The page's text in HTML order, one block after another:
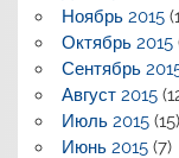
Ноябрь 2015
Октябрь 2015
Сентябрь
Август 2015
Июль 2015(15)
Июнь 2015(7)